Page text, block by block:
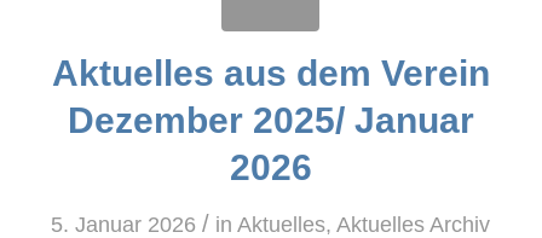
Aktuelles aus dem Verein
Dezember 2025/ Januar
2026
5. Januar 2026 / inAktuelles,Aktuelles Archiv